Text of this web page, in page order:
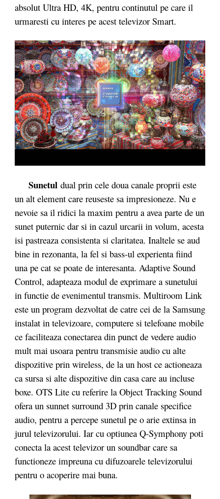
absolut Ultra HD, 4K, pentru continutul pe care il
urmaresti cu interes pe acest televizor Smart.
Sunetul dual prin cele doua canale proprii este
un alt element care reuseste sa impresioneze. Nu e
nevoie sa il ridici la maxim pentru a avea parte de un
sunet puternic dar si in cazul urcarii in volum, acesta
isi pastreaza consistenta si claritatea. Inaltele se aud
bine in rezonanta, la fel si bass-ul experienta fiind
una pe cat se poate de interesanta. Adaptive Sound
Control, adapteaza modul de exprimare a sunetului
in functie de evenimentul transmis. Multiroom Link
este un program dezvoltat de catre cei de la Samsung
instalat in televizoare, computere si telefoane mobile
ce faciliteaza conectarea din punct de vedere audio
mult mai usoara pentru transmisie audio cu alte
dispozitive prin wireless, de la un host ce actioneaza
ca sursa si alte dispozitive din casa care au incluse
boxe. OTS Lite cu referire la Object Tracking Sound
ofera un sunnet surround 3D prin canale specifice
audio, pentru a percepe sunetul pe o arie extinsa in
jurul televizorului. Iar cu optiunea Q-Symphony poti
conecta la acest televizor un soundbar care sa
functioneze impreuna cu difuzoarele televizorului
pentru o acoperire mai buna.